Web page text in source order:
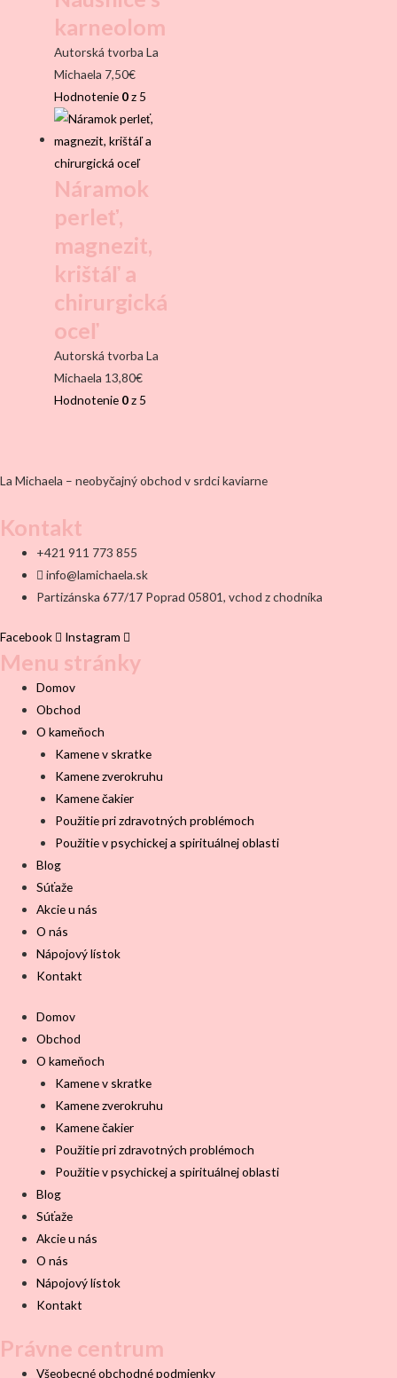
karneolom
Autorská tvorba La
Michaela 7,50€
Hodnotenie 0z 5
Náramok
perleť,
magnezit,
krištáľ a
chirurgická
oceľ
Autorská tvorba La
Michaela 13,80€
Hodnotenie 0z 5
La Michaela – neobyčajný obchod v srdci kaviarne
Kontakt
+421 911 773 855
info@lamichaela.sk
Partizánska 677/17 Poprad 05801, vchod z chodníka
Facebook Instagram
Menu stránky
Domov
Obchod
O kameňoch
Kamene v skratke
Kamene zverokruhu
Kamene čakier
Použitie pri zdravotných problémoch
Použitie v psychickej a spirituálnej oblasti
Blog
Súťaže
Akcie u nás
O nás
Nápojový lístok
Kontakt
Domov
Obchod
O kameňoch
Kamene v skratke
Kamene zverokruhu
Kamene čakier
Použitie pri zdravotných problémoch
Použitie v psychickej a spirituálnej oblasti
Blog
Súťaže
Akcie u nás
O nás
Nápojový lístok
Kontakt
Právne centrum
Všeobecné obchodné podmienky